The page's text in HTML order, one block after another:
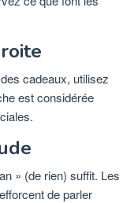
cadeaux, utilisez
est considérée
» (de rien) suffit. Les
de parler